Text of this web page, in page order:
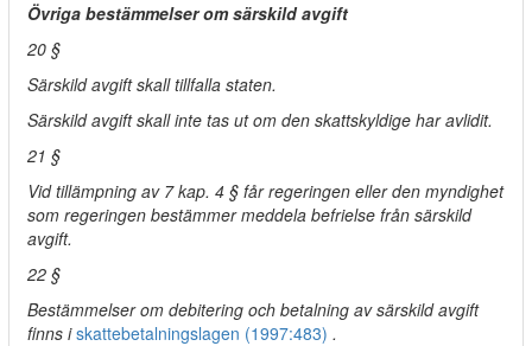
Övriga bestämmelser om särskild avgift
20 §
Särskild avgift skall tillfalla staten.
Särskild avgift skall inte tas ut om den skattskyldige har avlidit.
21 §
Vid tillämpning av 7 kap. 4 § får regeringen eller den myndighet
som regeringen bestämmer meddela befrielse från särskild
avgift.
22 §
Bestämmelser om debitering och betalning av särskild avgift
finns iskattebetalningslagen (1997:483) .